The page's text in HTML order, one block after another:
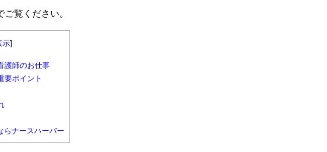
覧ください。
示]
護師のお仕事
要ポイント
らナースハーバー